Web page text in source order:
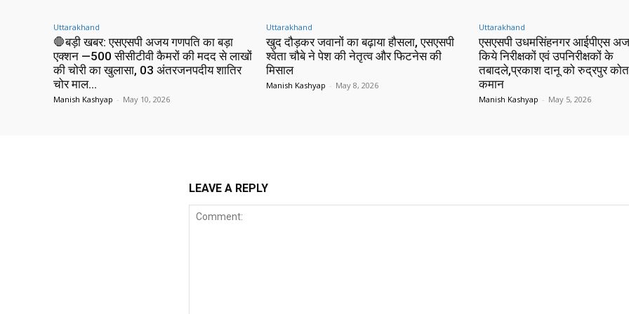
Uttarakhand
🛑बड़ी खबर: एसएसपी अजय गणपति का बड़ा
एक्शन —500 सीसीटीवी कैमरों की मदद से लाखों
की चोरी का खुलासा, 03 अंतरजनपदीय शातिर
चोर माल...
Manish Kashyap - May 10, 2026
Uttarakhand
खुद दौड़कर जवानों का बढ़ाया हौसला, एसएसपी
श्वेता चौबे ने पेश की नेतृत्व और फिटनेस की
मिसाल
Manish Kashyap - May 8, 2026
Uttarakhand
एसएसपी उधमसिंहनगर आईपीएस
किये निरीक्षकों एवं उपनिरीक्षकों के
तबादले,प्रकाश दानू को रुद्रपुर
कमान
Manish Kashyap - May 5, 2026
LEAVE A REPLY